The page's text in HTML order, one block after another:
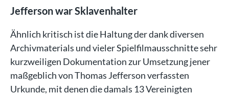
Jefferson war Sklavenhalter
Ähnlich kritisch ist die Haltung der dank diversen
Archivmaterials und vieler Spielfilmausschnitte sehr
kurzweiligen Dokumentation zur Umsetzung jener
maßgeblich von Thomas Jefferson verfassten
Urkunde, mit denen die damals 13 Vereinigten